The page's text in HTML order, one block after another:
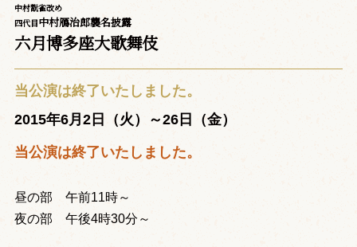
中村翫雀改め
四代目中村鴈治郎襲名披露
六月博多座大歌舞伎
当公演は終了いたしました。
2015年6月2日（火）～26日（金）
当公演は終了いたしました。
昼の部 午前11時～
夜の部 午後4時30分～